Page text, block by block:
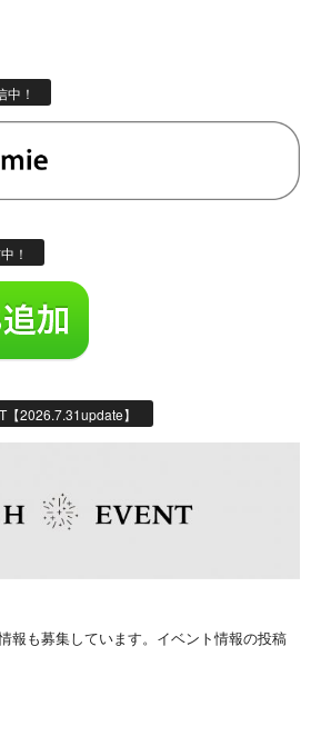
！
！
2026.7.31update】
報も募集しています。イベント情報の投稿